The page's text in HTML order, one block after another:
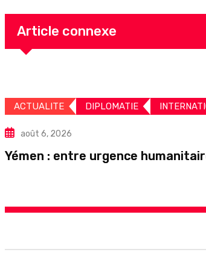
Article connexe
ACTUALITE DIPLOMATIE
août 6, 2026
Yémen : entre urgence